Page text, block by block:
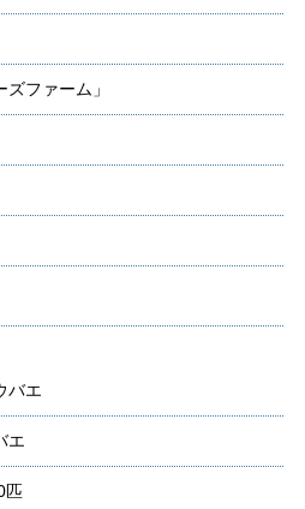
ファーム」
バエ
エ
匹